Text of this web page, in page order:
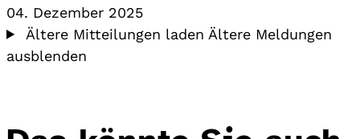
04. Dezember 2025
Ältere Mitteilungen laden Ältere Meldungen
ausblenden